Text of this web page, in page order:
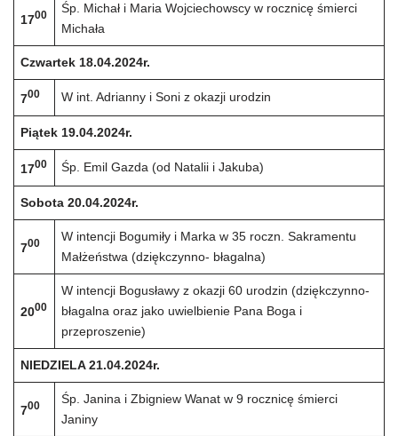
1700
Śp. Michał i Maria Wojciechowscy w rocznicę śmierci
Michała
Czwartek 18.04.2024r.
700 W int. Adrianny i Soni z okazji urodzin
Piątek 19.04.2024r.
1700 Śp. Emil Gazda (od Natalii i Jakuba)
Sobota 20.04.2024r.
700
W intencji Bogumiły i Marka w 35 roczn. Sakramentu
Małżeństwa (dziękczynno- błagalna)
2000
W intencji Bogusławy z okazji 60 urodzin (dziękczynno-
błagalna oraz jako uwielbienie Pana Boga i
przeproszenie)
NIEDZIELA 21.04.2024r.
700
Śp. Janina i Zbigniew Wanat w 9 rocznicę śmierci
Janiny